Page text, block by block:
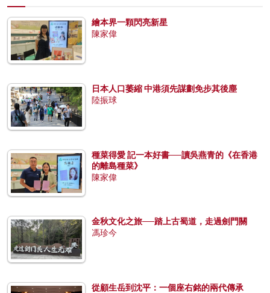
繪本界一顆閃亮新星
陳家偉
日本人口萎縮 中港須先謀劃免步其後塵
陸振球
種菜得愛 記一本好書──讀吳燕青的《在香港
的離島種菜》
陳家偉
金秋文化之旅──踏上古蜀道，走過劍門關
馮珍今
從顧生岳到沈平：一個座右銘的兩代傳承